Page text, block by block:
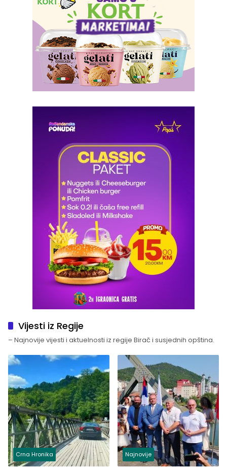
Vijesti iz Regije
– Najnovije vijesti i aktuelnosti iz regije Birač i susjednih opština.
Crna Hronika Najnovije